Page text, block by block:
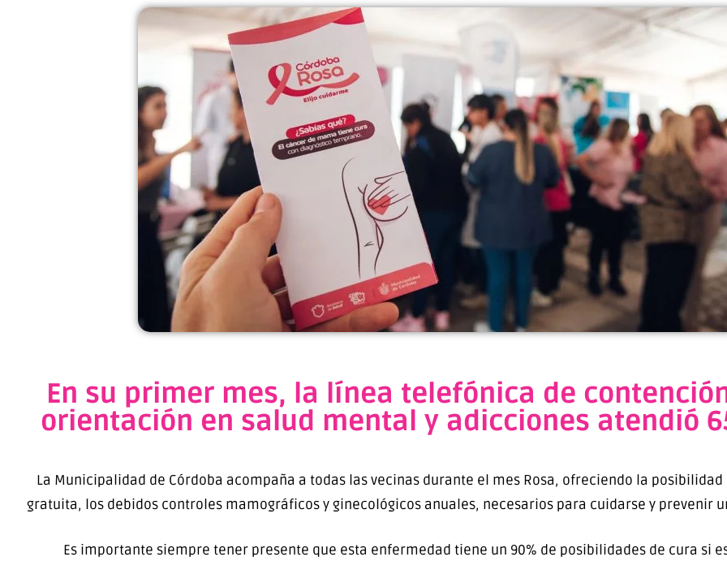
En su primer mes, la línea telefónica de
orientación en salud mental y adicciones atendió
La Municipalidad de Córdoba acompaña a todas las vecinas durante el mes Rosa, ofreciendo la
gratuita, los debidos controles mamográficos y ginecológicos anuales, necesarios para cuidarse y prevenir
Es importante siempre tener presente que esta enfermedad tiene un 90% de posibilidades de cura si